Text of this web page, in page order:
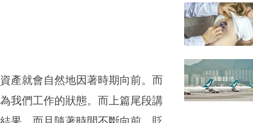
產就會自然地因著時期向前。而
我們工作的狀態。而上篇尾段講